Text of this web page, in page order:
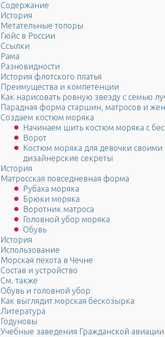
Содержание
История
Метательные топоры
Гюйс в России
Ссылки
Рама
Разновидности
История флотского платья
Преимущества и компетенции
Как нарисовать ровную звезду с семью
Парадная форма старшин, матросов и
Создаем костюм моряка
Начинаем шить костюм моряка с
Ворот
Костюм моряка для девочки
дизайнерские секреты
История
Матросская повседневная форма
Рубаха моряка
Брюки моряка
Воротник матроса
Головной убор моряка
Обувь
История
Использование
Морская пехота в Чечне
Состав и устройство
См. также
Обувь и головной убор
Как выглядит морская бескозырка
Литература
Годуновы
Учебные заведения Гражданской авиации